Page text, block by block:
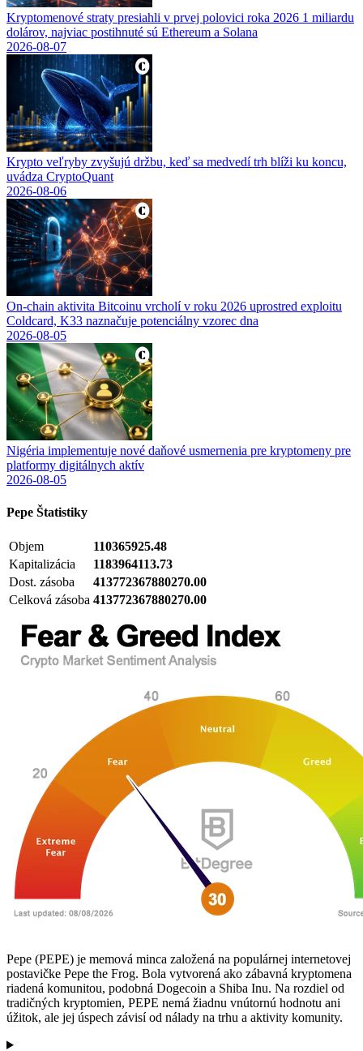
Kryptomenové straty presiahli v prvej polovici roka 2026 1 miliardu
dolárov, najviac postihnuté sú Ethereum a Solana
2026-08-07
Krypto veľryby zvyšujú držbu, keď sa medvedí trh blíži ku koncu,
uvádza CryptoQuant
2026-08-06
On-chain aktivita Bitcoinu vrcholí v roku 2026 uprostred exploitu
Coldcard, K33 naznačuje potenciálny vzorec dna
2026-08-05
Nigéria implementuje nové daňové usmernenia pre kryptomeny pre
platformy digitálnych aktív
2026-08-05
Pepe Štatistiky
Objem
110365925.48
Kapitalizácia
1183964113.73
Dost. zásoba
413772367880270.00
Celková zásoba 413772367880270.00
Pepe (PEPE) je memová minca založená na populárnej internetovej
postavičke Pepe the Frog. Bola vytvorená ako zábavná kryptomena
riadená komunitou, podobná Dogecoin a Shiba Inu. Na rozdiel od
tradičných kryptomien, PEPE nemá žiadnu vnútornú hodnotu ani
úžitok, ale jej úspech závisí od nálady na trhu a aktivity komunity.